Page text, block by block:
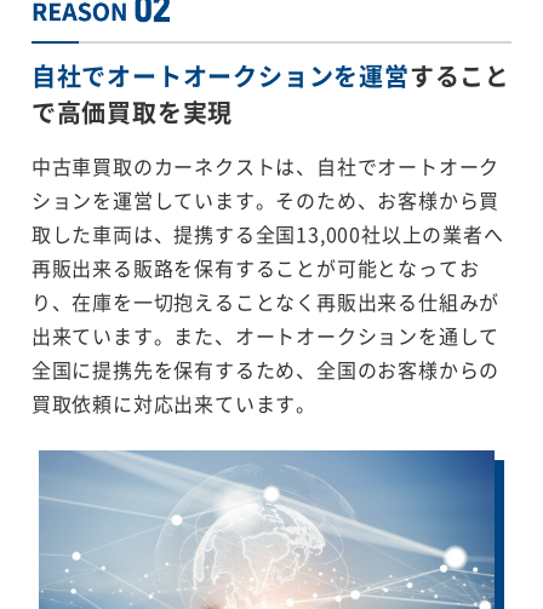
自社でオートオークションを運営すること
で高価買取を実現
中古車買取のカーネクストは、自社でオートオーク
ションを運営しています。そのため、お客様から買
取した車両は、提携する全国13,000社以上の業者へ
再販出来る販路を保有することが可能となってお
り、在庫を一切抱えることなく再販出来る仕組みが
出来ています。また、オートオークションを通して
全国に提携先を保有するため、全国のお客様からの
買取依頼に対応出来ています。